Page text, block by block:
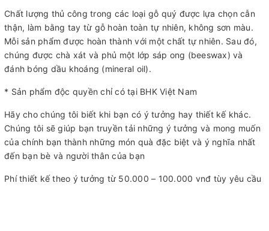
Chất lượng thủ công trong các loại gỗ quý được lựa chọn cẫn
thận, làm bằng tay từ gỗ hoàn toàn tự nhiên, không sơn màu.
Mỗi sản phẩm được hoàn thành với một chất tự nhiên. Sau đó,
chúng được chà xát và phủ một lớp sáp ong (beeswax) và
đánh bóng dầu khoáng (mineral oil).
* Sản phẩm độc quyền chỉ có tại BHK Việt Nam
Hãy cho chúng tôi biết khi bạn có ý tưởng hay thiết kế khác.
Chúng tôi sẽ giúp bạn truyền tải những ý tưởng và mong muốn
của chính bạn thành những món quà đặc biệt và ý nghĩa nhất
đến bạn bè và người thân của bạn
Phí thiết kế theo ý tưởng từ 50.000 – 100.000 vnđ tùy yêu cầu